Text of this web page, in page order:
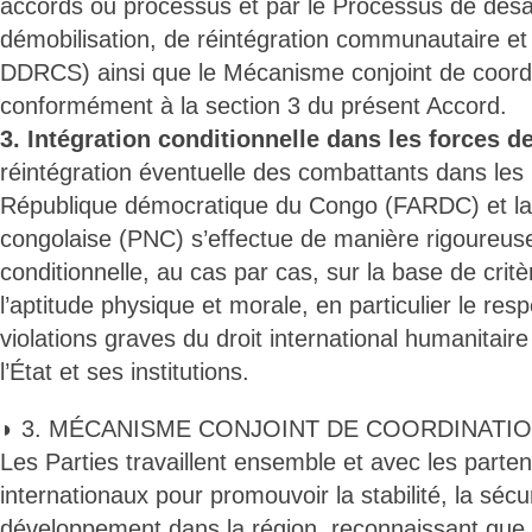
accords ou processus et par le Processus de
démobilisation, de réintégration communautaire
DDRCS) ainsi que le Mécanisme conjoint de
conformément à la section 3 du présent Accord.
3. Intégration conditionnelle dans les forces
réintégration éventuelle des combattants dans
République démocratique du Congo (FARDC) et
congolaise (PNC) s’effectue de manière
conditionnelle, au cas par cas, sur la base de
l’aptitude physique et morale, en particulier le
violations graves du droit international
l’État et ses institutions.
◗ 3. MÉCANISME CONJOINT DE
Les Parties travaillent ensemble et avec les
internationaux pour promouvoir la stabilité, la